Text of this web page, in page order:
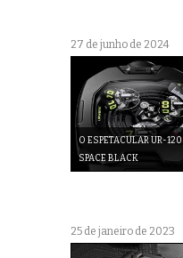
27 de junho de 2024
O ESPETACULAR UR-120
SPACE BLACK
25 de janeiro de 2023